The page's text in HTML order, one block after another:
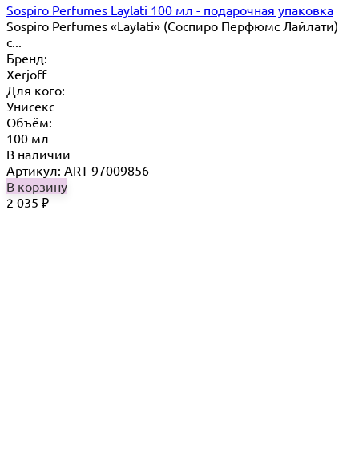
Sospiro Perfumes Laylati 100 мл - подарочная упаковка
Sospiro Perfumes «Laylati» (Соспиро Перфюмс Лайлати)
с...
Бренд:
Xerjoff
Для кого:
Унисекс
Объём:
100 мл
В наличии
Артикул: ART-97009856
В корзину
2 035 ₽